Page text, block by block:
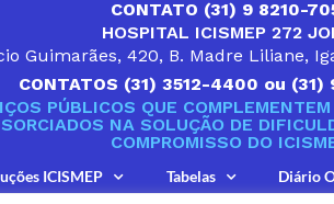
CONTATO (31) 9 8210-
HOSPITAL ICISMEP 272
Guimarães, 420, B. Madre Liliane,
CONTATOS (31) 3512-4400 ou
PÚBLICOS QUE
NA SOLUÇÃO DE
COMPROMISSO DO
ICISMEP Tabelas Diário